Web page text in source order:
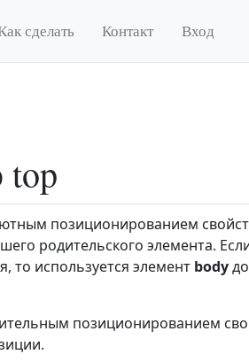
сделать Контакт Вход
top
позиционированием
родительского элемента.
то используется элемент body
позиционированием